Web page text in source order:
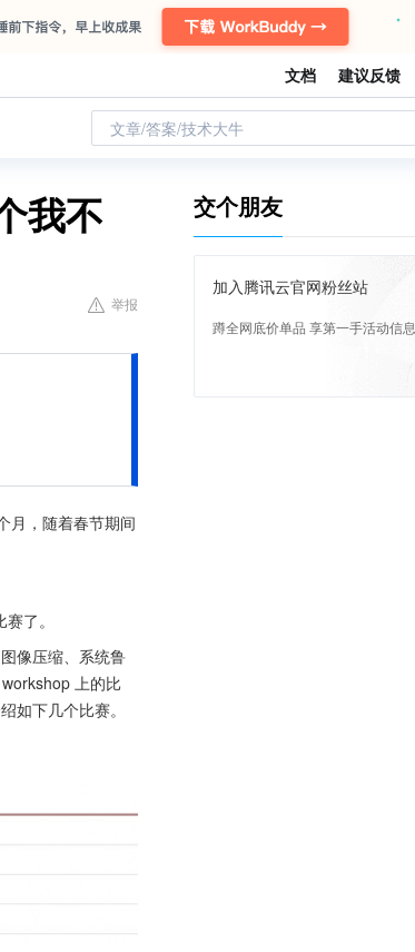
文档 建议反馈
文章/答案/技术大牛
我不
举报
月，随着春节期间
了。
像压缩、系统鲁
上的比
如下几个比赛。
交个朋友
加入腾讯云官网粉丝站
蹲全网底价单品 享第一手活动信息